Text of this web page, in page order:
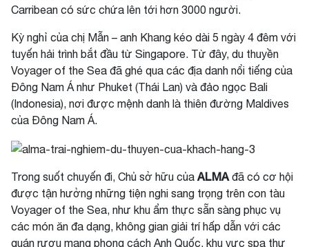
Carribean có sức chứa lên tới hơn 3000 người.
Kỳ nghỉ của chị Mẫn – anh Khang kéo dài 5 ngày 4 đêm với
tuyến hải trình bắt đầu từ Singapore. Từ đây, du thuyền
Voyager of the Sea đã ghé qua các địa danh nổi tiếng của
Đông Nam Á như Phuket (Thái Lan) và đảo ngọc Bali
(Indonesia), nơi được mệnh danh là thiên đường Maldives
của Đông Nam Á.
Trong suốt chuyến đi, Chủ sở hữu của ALMA đã có cơ hội
được tận hưởng những tiện nghi sang trọng trên con tàu
Voyager of the Sea, như khu ẩm thực sẵn sàng phục vụ
các món ăn đa dạng, không gian giải trí hấp dẫn với các
quán rượu mang phong cách Anh Quốc, khu vực spa thư